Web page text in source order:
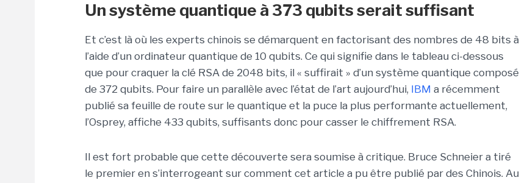
Un système quantique à 373 qubits serait suffisant
Et c’est là où les experts chinois se démarquent en factorisant des nombres de 48 bits à
l’aide d’un ordinateur quantique de 10 qubits. Ce qui signifie dans le tableau ci-dessous
que pour craquer la clé RSA de 2048 bits, il « suffirait » d’un système quantique composé
de 372 qubits. Pour faire un parallèle avec l’état de l’art aujourd’hui, IBM a récemment
publié sa feuille de route sur le quantique et la puce la plus performante actuellement,
l’Osprey, affiche 433 qubits, suffisants donc pour casser le chiffrement RSA.
Il est fort probable que cette découverte sera soumise à critique. Bruce Schneier a tiré
le premier en s’interrogeant sur comment cet article a pu être publié par des Chinois. Au